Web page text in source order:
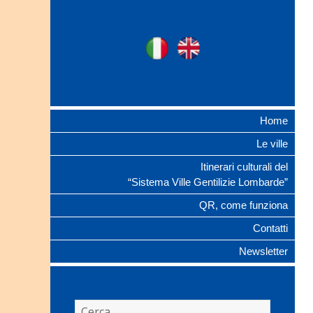
Ville Gentilizie
Ita
Home
Le ville
Itinerari culturali del
“Sistema Ville Gentilizie Lombarde”
QR, come funziona
Contatti
Newsletter
Ricerca